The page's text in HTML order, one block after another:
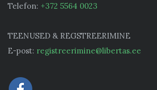
Telefon: +372 5564 0023
TEENUSED & REGSTREERIMINE
E-post: registreerimine@libertas.ee